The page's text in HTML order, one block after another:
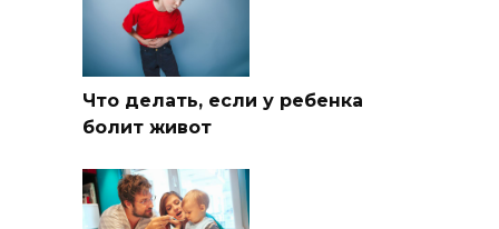
Что делать, если у ребенка
болит живот